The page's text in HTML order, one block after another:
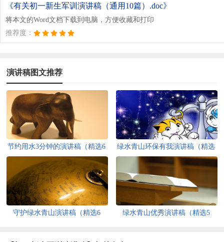
《有关初一新生军训演讲稿（通用10篇）.doc》
将本文的Word文档下载到电脑，方便收藏和打印
推荐度：
演讲稿图文推荐
节约用水3分钟的演讲稿（精选6
篇）
绿水青山环保有我演讲稿（精选
守护绿水青山演讲稿（精选6
绿水青山优秀演讲稿（精选5